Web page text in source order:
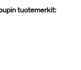
tuotemerkit: